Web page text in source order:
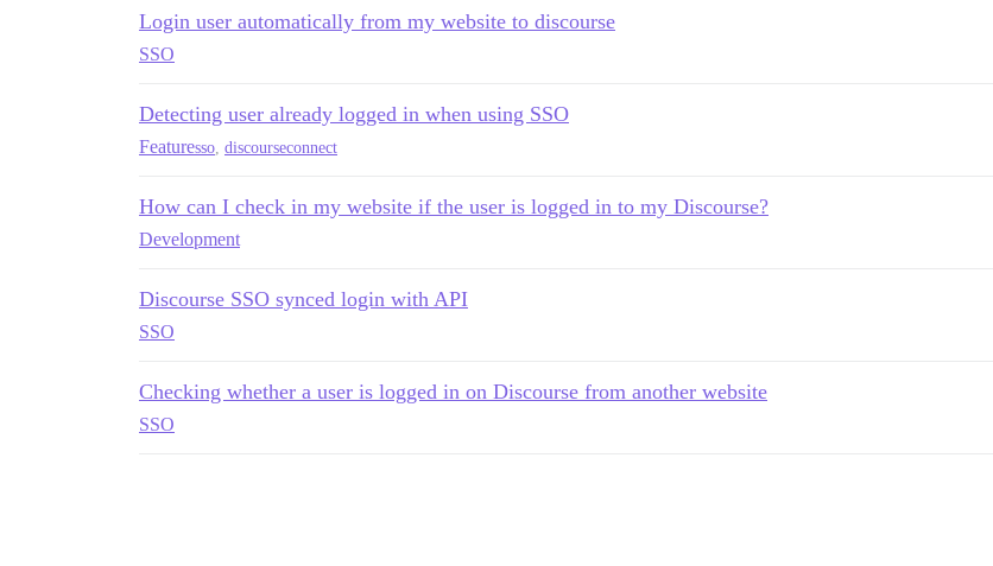
Login user automatically from my website to discourse
SSO
Detecting user already logged in when using SSO
Featuresso discourseconnect
How can I check in my website if the user is logged in to my Discourse?
Development
Discourse SSO synced login with API
SSO
Checking whether a user is logged in on Discourse from another website
SSO